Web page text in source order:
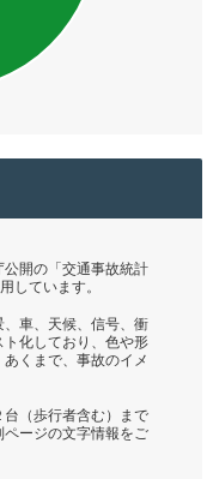
公開の「交通事故統計
しています。
、車、天候、信号、衝
化しており、色や形
くまで、事故のイメ
台（歩行者含む）まで
ージの文字情報をご